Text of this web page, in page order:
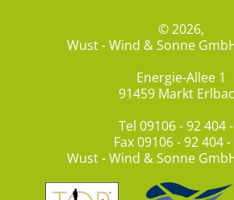
© 2026,
Wust - Wind & Sonne
Energie-Allee 1
91459 Markt
Tel 09106 - 92 404
Fax 09106 - 92 404 -
Wust - Wind & Sonne